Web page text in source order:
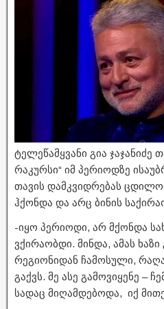
ტელეწამყვანი გია ჯაჯანიძე
რაკურსი“ იმ პერიოდზე
თავის დამკვიდრებას
ჰქონდა და არც ბინის
-იყო პერიოდი, არ მქონდა
ვქირაობდი. მინდა, ამას
რეგიონიდან ჩამოსული,
გაქვს. მე ასე გამოვიყენე –
სადაც მიღამდებოდა, იქ